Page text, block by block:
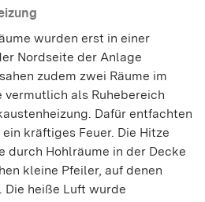
wurden erst in einer
Nordseite der Anlage
zudem zwei Räume im
als Ruhebereich
Dafür entfachten
kräftiges Feuer. Die Hitze
durch Hohlräume in der Decke
kleine Pfeiler, auf denen
heiße Luft wurde